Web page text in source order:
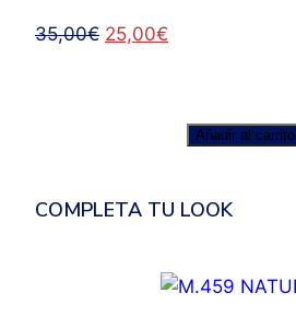
35,00€ El
25,00€
es:
25,00€.
Pack
nº
cantidad
Añadir al carrito
COMPLETA TU LOOK